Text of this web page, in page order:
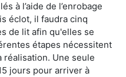
à l’aide de l’enrobage
éclot, il faudra cinq
de lit afin qu'elles se
étapes nécessitent
réalisation. Une seule
jours pour arriver à